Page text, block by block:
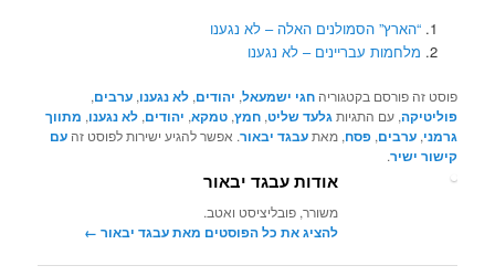
“הארץ” הסמולנים האלה – לא נגענו
מלחמות עבריינים – לא נגענו
פוסט זה פורסם בקטגוריהחגי ישמעאל, יהודים,לא נגענו,ערבים,
פוליטיקה, עם התגיותגלעד שליט,חמץ,טמקא, יהודים,לא נגענו, מתווך
גרמני,ערבים,פסח, מאתעבגד יבאור. אפשר להגיע ישירות לפוסט זהעם
קישור ישיר.
אודות עבגד יבאור
משורר, פובליציסט ואטב.
להציג את כל הפוסטים מאת עבגד יבאור‏ ←